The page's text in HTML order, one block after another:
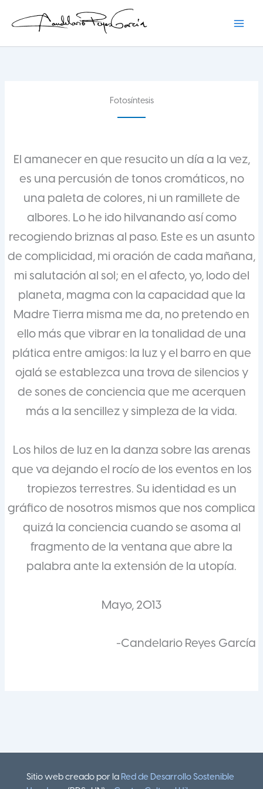
Fotosíntesis
El amanecer en que resucito un día a la vez,
es una percusión de tonos cromáticos, no
una paleta de colores, ni un ramillete de
albores. Lo he ido hilvanando así como
recogiendo briznas al paso. Este es un asunto
de complicidad, mi oración de cada mañana,
mi salutación al sol; en el afecto, yo, lodo del
planeta, magma con la capacidad que la
Madre Tierra misma me da, no pretendo en
ello más que vibrar en la tonalidad de una
plática entre amigos: la luz y el barro en que
ojalá se establezca una trova de silencios y
de sones de conciencia que me acerquen
más a la sencillez y simpleza de la vida.
Los hilos de luz en la danza sobre las arenas
que va dejando el rocío de los eventos en los
tropiezos terrestres. Su identidad es un
gráfico de nosotros mismos que nos complica
quizá la conciencia cuando se asoma al
fragmento de la ventana que abre la
palabra ante la extensión de la utopía.
Mayo, 2013
-Candelario Reyes García
Sitio web creado por la Red de Desarrollo Sostenible